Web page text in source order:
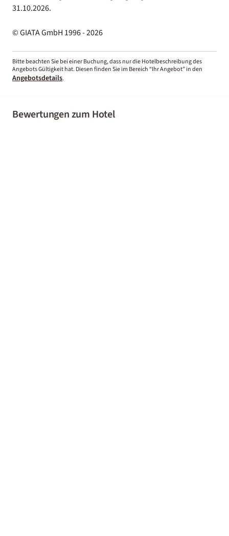
31.10.2026.
© GIATA GmbH 1996 - 2026
Bitte beachten Sie bei einer Buchung, dass nur die Hotelbeschreibung des
Angebots Gültigkeit hat. Diesen finden Sie im Bereich “Ihr Angebot” in den
Angebotsdetails.
Bewertungen zum Hotel